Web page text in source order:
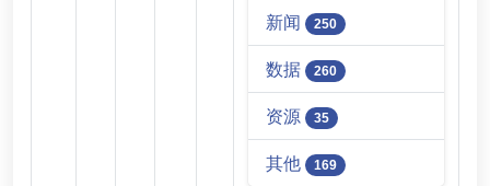
新闻 250
数据 260
资源 35
其他 169